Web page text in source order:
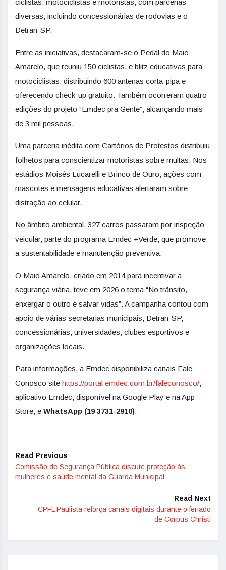
ciclistas, motociclistas e motoristas, com parcerias
diversas, incluindo concessionárias de rodovias e o
Detran-SP.
Entre as iniciativas, destacaram-se o Pedal do Maio
Amarelo, que reuniu 150 ciclistas, e blitz educativas para
motociclistas, distribuindo 600 antenas corta-pipa e
oferecendo check-up gratuito. Também ocorreram quatro
edições do projeto “Emdec pra Gente”, alcançando mais
de 3 mil pessoas.
Uma parceria inédita com Cartórios de Protestos distribuiu
folhetos para conscientizar motoristas sobre multas. Nos
estádios Moisés Lucarelli e Brinco de Ouro, ações com
mascotes e mensagens educativas alertaram sobre
distração ao celular.
No âmbito ambiental, 327 carros passaram por inspeção
veicular, parte do programa Emdec +Verde, que promove
a sustentabilidade e manutenção preventiva.
O Maio Amarelo, criado em 2014 para incentivar a
segurança viária, teve em 2026 o tema “No trânsito,
enxergar o outro é salvar vidas”. A campanha contou com
apoio de várias secretarias municipais, Detran-SP,
concessionárias, universidades, clubes esportivos e
organizações locais.
Para informações, a Emdec disponibiliza canais Fale
Conosco site https://portal.emdec.com.br/faleconosco/;
aplicativo Emdec, disponível na Google Play e na App
Store; e WhatsApp (19 3731-2910).
Read Previous
Comissão de Segurança Pública discute proteção às
mulheres e saúde mental da Guarda Municipal
Read Next
CPFL Paulista reforça canais digitais durante o feriado
de Corpus Christi